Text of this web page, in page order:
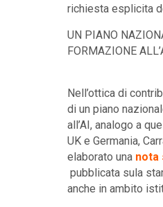
richiesta esplicita
UN PIANO
FORMAZIONE
Nell’ottica di
di un piano
all’AI, analogo a
UK e Germania,
elaborato una nota
pubblicata sula
anche in ambito